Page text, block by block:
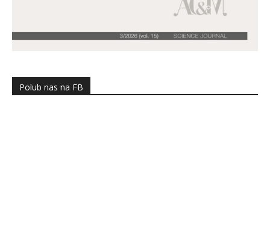
Polub nas na FB